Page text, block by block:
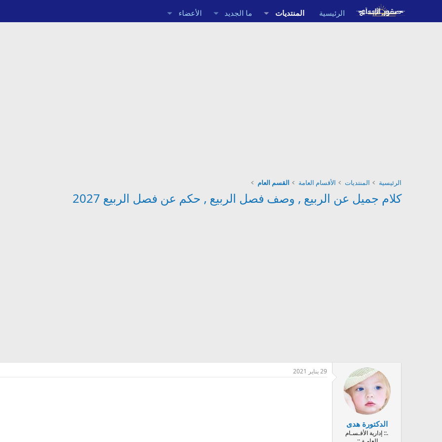
الرئيسية المنتديات ما الجديد الأعضاء
الرئيسية المنتديات الأقسام العامة القسم العام
كلام جميل عن الربيع , وصف فصل الربيع , حكم عن فصل الربيع 2027
الدكتورة هدى
.:: إدارية الأقـسـام
29 يناير 2021